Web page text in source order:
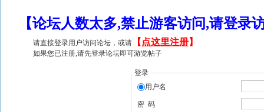
【论坛人数太多,禁止游客访问,请登
请直接登录用户访问论坛，或请 【 点这里注册】
如果您已注册,请先登录论坛即可游览帖子
登录
用户名
密 码